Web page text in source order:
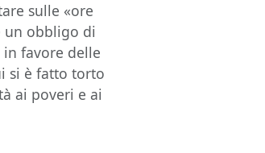
sulle «ore
un obbligo di
favore delle
si è fatto torto
ai poveri e ai